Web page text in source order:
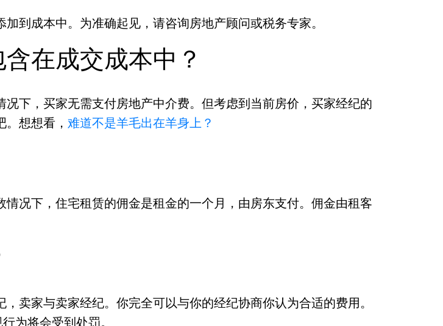
到成本中。为准确起见，请咨询房地产顾问或税务专家。
在成交成本中？
下，买家无需支付房地产中介费。但考虑到当前房价，买家经纪的
想想看， 难道不是羊毛出在羊身上？
况下，住宅租赁的佣金是租金的一个月，由房东支付。佣金由租客
卖家与卖家经纪。你完全可以与你的经纪协商你认为合适的费用。
为将会受到处罚。